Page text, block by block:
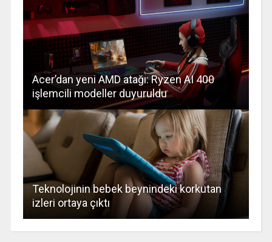
Acer’dan yeni AMD atağı: Ryzen AI 400
işlemcili modeller duyuruldu
Teknolojinin bebek beynindeki korkutan
izleri ortaya çıktı